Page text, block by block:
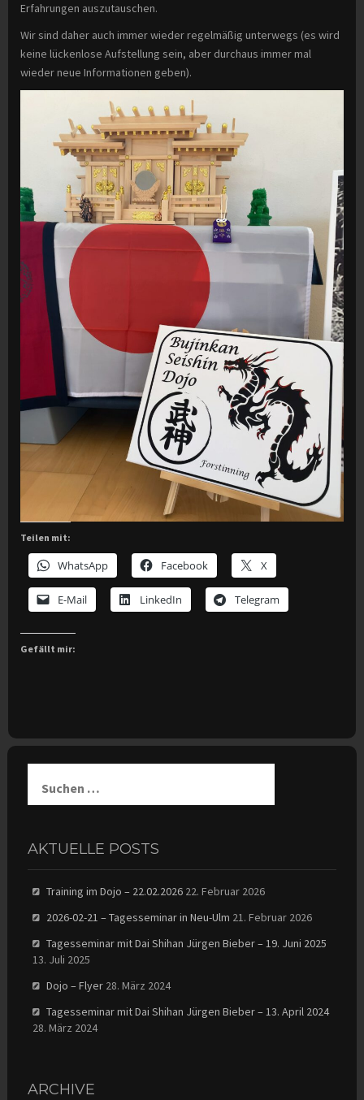
Erfahrungen auszutauschen.
Wir sind daher auch immer wieder regelmäßig unterwegs (es wird
keine lückenlose Aufstellung sein, aber durchaus immer mal
wieder neue Informationen geben).
Teilen mit:
WhatsApp Facebook X
E-Mail LinkedIn Telegram
Gefällt mir:
nach:
AKTUELLE POSTS
Training im Dojo – 22.02.2026 22. Februar 2026
2026-02-21 – Tagesseminar in Neu-Ulm 21. Februar 2026
Tagesseminar mit Dai Shihan Jürgen Bieber – 19. Juni 2025
13. Juli 2025
Dojo – Flyer 28. März 2024
Tagesseminar mit Dai Shihan Jürgen Bieber – 13. April 2024
28. März 2024
ARCHIVE